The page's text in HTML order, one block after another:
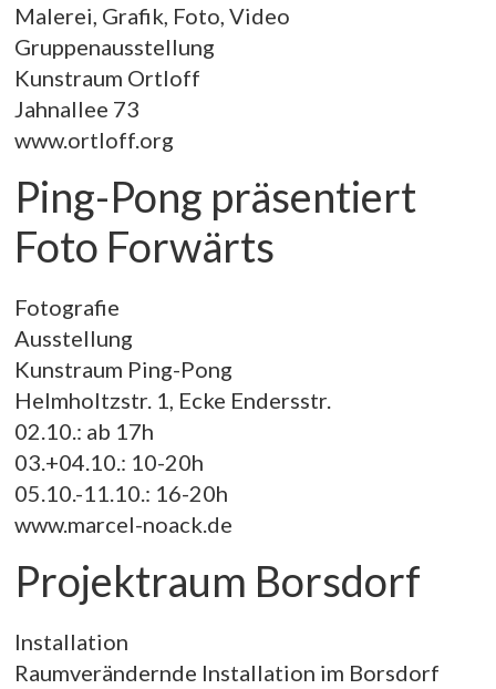
Malerei, Grafik, Foto, Video
Gruppenausstellung
Kunstraum Ortloff
Jahnallee 73
www.ortloff.org
Ping-Pong präsentiert
Foto Forwärts
Fotografie
Ausstellung
Kunstraum Ping-Pong
Helmholtzstr. 1, Ecke Endersstr.
02.10.: ab 17h
03.+04.10.: 10-20h
05.10.-11.10.: 16-20h
www.marcel-noack.de
Projektraum Borsdorf
Installation
Raumverändernde Installation im Borsdorf